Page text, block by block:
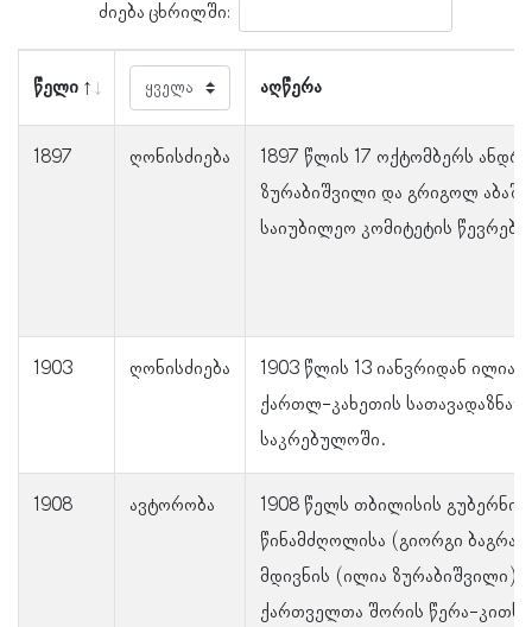
ძიება ცხრილში:
წელი აღწერა
1897 ღონისძიება
1897 წლის 17 ოქტომბერს
ზურაბიშვილი და გრიგოლ
საიუბილეო კომიტეტის
1903 ღონისძიება
1903 წლის 13 იანვრიდან ილია
ქართლ-კახეთის
საკრებულოში.
1908 ავტორობა
1908 წელს თბილისის
წინამძღოლისა (გიორგი
მდივნის (ილია ზურაბიშვილი)
ქართველთა შორის წერა-